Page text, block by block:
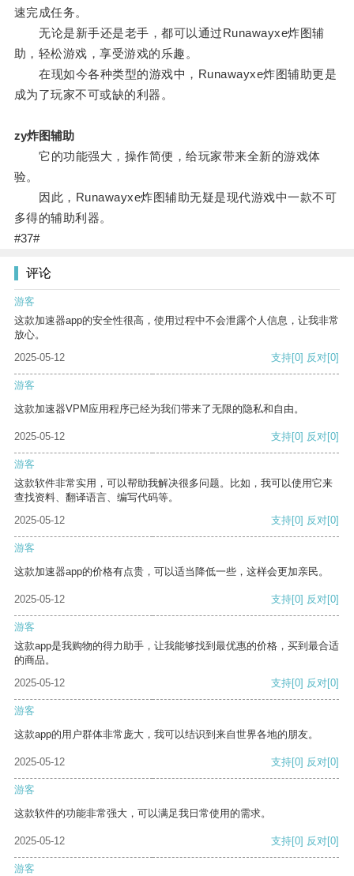
速完成任务。
无论是新手还是老手，都可以通过Runawayxe炸图辅
助，轻松游戏，享受游戏的乐趣。
在现如今各种类型的游戏中，Runawayxe炸图辅助更是
成为了玩家不可或缺的利器。
zy炸图辅助
它的功能强大，操作简便，给玩家带来全新的游戏体
验。
因此，Runawayxe炸图辅助无疑是现代游戏中一款不可
多得的辅助利器。
#37#
评论
游客
这款加速器app的安全性很高，使用过程中不会泄露个人信息，让我非常
放心。
2025-05-12
支持[0] 反对[0]
游客
这款加速器VPM应用程序已经为我们带来了无限的隐私和自由。
2025-05-12 支持[0] 反对[0]
游客
这款软件非常实用，可以帮助我解决很多问题。比如，我可以使用它来
查找资料、翻译语言、编写代码等。
2025-05-12
支持[0] 反对[0]
游客
这款加速器app的价格有点贵，可以适当降低一些，这样会更加亲民。
2025-05-12 支持[0] 反对[0]
游客
这款app是我购物的得力助手，让我能够找到最优惠的价格，买到最合适
的商品。
2025-05-12
支持[0] 反对[0]
游客
这款app的用户群体非常庞大，我可以结识到来自世界各地的朋友。
2025-05-12 支持[0] 反对[0]
游客
这款软件的功能非常强大，可以满足我日常使用的需求。
2025-05-12 支持[0] 反对[0]
游客